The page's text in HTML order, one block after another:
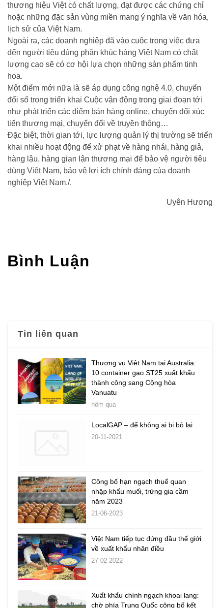
thương hiệu Việt có chất lượng, đạt được các chứng chỉ
hoặc những đặc sản vùng miền mang ý nghĩa về văn hóa,
lịch sử của Việt Nam.
Ngoài ra, các doanh nghiệp đã vào cuộc trong việc đưa
đến người tiêu dùng phân khúc hàng Việt Nam có chất
lượng cao sẽ có cơ hội lựa chọn những sản phẩm tinh
hoa.
Một điểm mới nữa là sẽ áp dụng công nghệ 4.0, chuyển
đổi số trong triển khai Cuộc vận động trong giai đoạn tới
như phát triển các điểm bán hàng online, chuyển đổi xúc
tiến thương mại, chuyển đổi về truyền thông…
Đặc biệt, thời gian tới, lực lượng quản lý thị trường sẽ triển
khai nhiều hoạt động để xử phạt về hàng nhái, hàng giả,
hàng lậu, hàng gian lận thương mại để bảo vệ người tiêu
dùng Việt Nam, bảo vệ lợi ích chính đáng của doanh
nghiệp Việt Nam./.
Uyên Hương
Bình Luận
Tin liên quan
Thương vụ Việt Nam tại Australia:
10 container gạo ST25 xuất khẩu
thành công sang Cộng hòa
Vanuatu
hôm qua
LocalGAP – để không ai bị bỏ lại
20-11-2021
Công bố hạn ngạch thuế quan
nhập khẩu muối, trứng gia cầm
năm 2023
21-06-2023
Việt Nam tiếp tục đứng đầu thế giới
về xuất khẩu nhân điều
27-02-2022
Xuất khẩu chính ngạch khoai lang:
chờ phía Trung Quốc công bố kết